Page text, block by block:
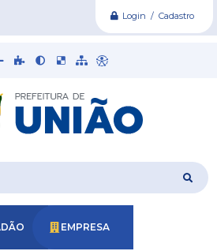
Login / Cadastro
EMPRESA